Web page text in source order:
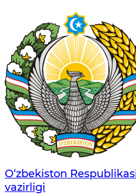
O‘zbekiston
vazirligi